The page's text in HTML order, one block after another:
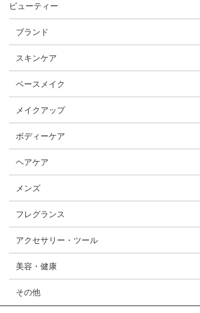
ビューティー
ブランド
スキンケア
ベースメイク
メイクアップ
ボディーケア
ヘアケア
メンズ
フレグランス
アクセサリー・ツール
美容・健康
その他